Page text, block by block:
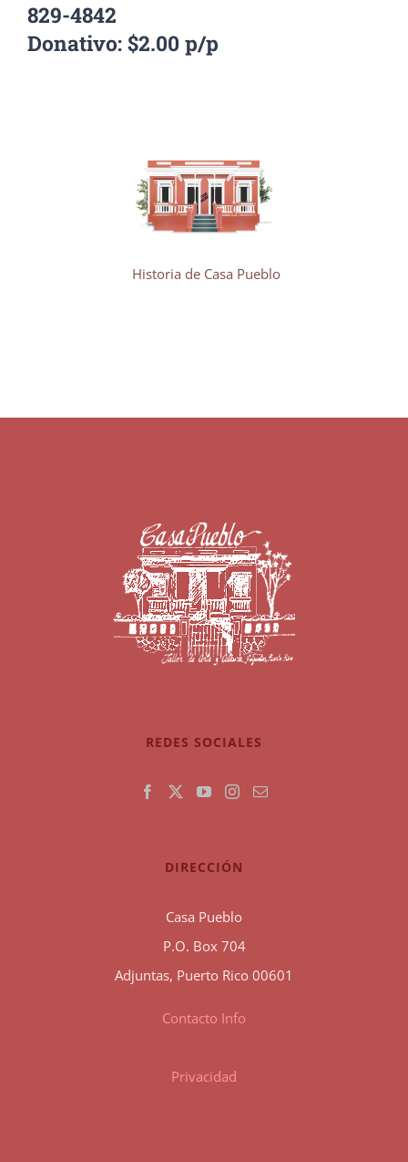
829-4842
Donativo: $2.00 p/p
Historia de Casa Pueblo
REDES SOCIALES
DIRECCIÓN
Casa Pueblo
P.O. Box 704
Adjuntas, Puerto Rico 00601
Contacto Info
Privacidad